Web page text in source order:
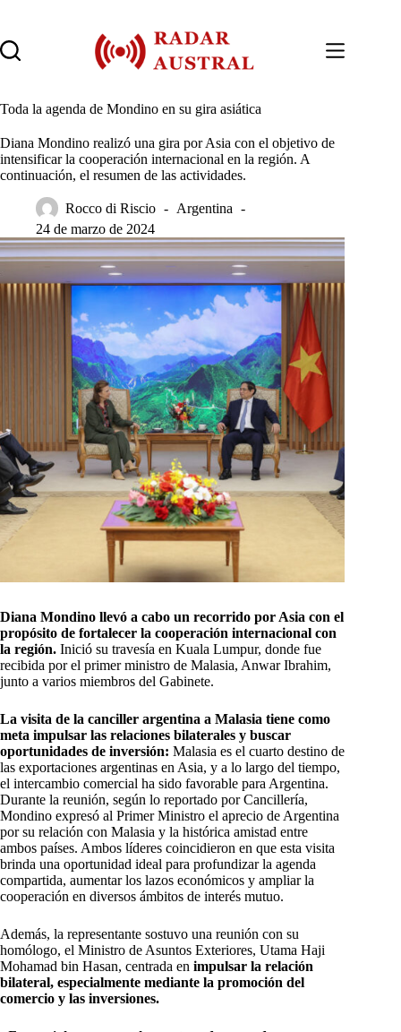
contenido
Toda la agenda de Mondino en su gira asiática
Diana Mondino realizó una gira por Asia con el objetivo de
intensificar la cooperación internacional en la región. A
continuación, el resumen de las actividades.
Rocco di Riscio
Argentina
24 de marzo de 2024
Diana Mondino llevó a cabo un recorrido por Asia con el
propósito de fortalecer la cooperación internacional con
la región. Inició su travesía en Kuala Lumpur, donde fue
recibida por el primer ministro de Malasia, Anwar Ibrahim,
junto a varios miembros del Gabinete.
La visita de la canciller argentina a Malasia tiene como
meta impulsar las relaciones bilaterales y buscar
oportunidades de inversión: Malasia es el cuarto destino de
las exportaciones argentinas en Asia, y a lo largo del tiempo,
el intercambio comercial ha sido favorable para Argentina.
Durante la reunión, según lo reportado por Cancillería,
Mondino expresó al Primer Ministro el aprecio de Argentina
por su relación con Malasia y la histórica amistad entre
ambos países. Ambos líderes coincidieron en que esta visita
brinda una oportunidad ideal para profundizar la agenda
compartida, aumentar los lazos económicos y ampliar la
cooperación en diversos ámbitos de interés mutuo.
Además, la representante sostuvo una reunión con su
homólogo, el Ministro de Asuntos Exteriores, Utama Haji
Mohamad bin Hasan, centrada en impulsar la relación
bilateral, especialmente mediante la promoción del
comercio y las inversiones.